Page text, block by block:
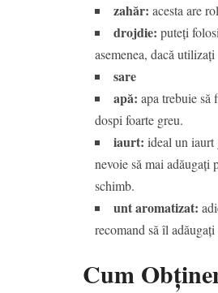
zahăr: acesta are
drojdie: puteți
asemenea, dacă
sare
apă: apa trebuie să
dospi foarte greu.
iaurt: ideal un iaurt
nevoie să mai
schimb.
unt aromatizat:
recomand să îl
Cum